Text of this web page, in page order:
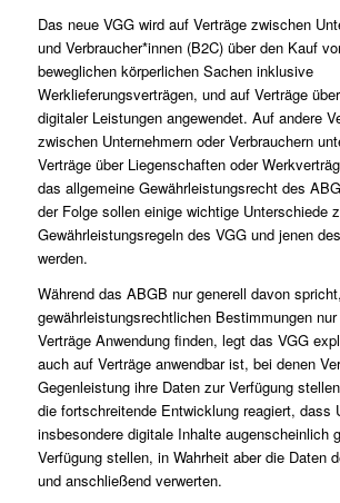
Das neue VGG wird auf Verträge zwischen
und Verbraucher*innen (B2C) über den Kauf
beweglichen körperlichen Sachen inklusive
Werklieferungsverträgen, und auf Verträge
digitaler Leistungen angewendet. Auf andere
zwischen Unternehmern oder Verbrauchern
Verträge über Liegenschaften oder
das allgemeine Gewährleistungsrecht des
der Folge sollen einige wichtige Unterschiede
Gewährleistungsregeln des VGG und jenen
werden.
Während das ABGB nur generell davon
gewährleistungsrechtlichen Bestimmungen
Verträge Anwendung finden, legt das VGG
auch auf Verträge anwendbar ist, bei denen
Gegenleistung ihre Daten zur Verfügung
die fortschreitende Entwicklung reagiert, dass
insbesondere digitale Inhalte augenscheinlich
Verfügung stellen, in Wahrheit aber die Daten
und anschließend verwerten.